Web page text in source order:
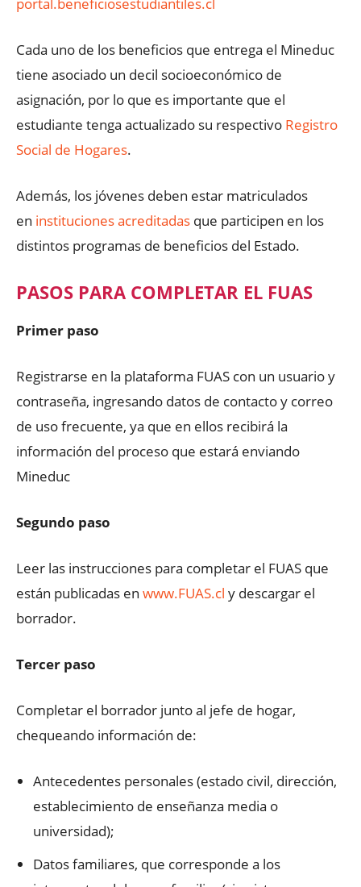
Cada uno de los beneficios que entrega el Mineduc
tiene asociado un decil socioeconómico de
asignación, por lo que es importante que el
estudiante tenga actualizado su respectivo Registro
Social de Hogares.
Además, los jóvenes deben estar matriculados
en instituciones acreditadas que participen en los
distintos programas de beneficios del Estado.
PASOS PARA COMPLETAR EL FUAS
Primer paso
Registrarse en la plataforma FUAS con un usuario y
contraseña, ingresando datos de contacto y correo
de uso frecuente, ya que en ellos recibirá la
información del proceso que estará enviando
Mineduc
Segundo paso
Leer las instrucciones para completar el FUAS que
están publicadas en www.FUAS.cl y descargar el
borrador.
Tercer paso
Completar el borrador junto al jefe de hogar,
chequeando información de:
Antecedentes personales (estado civil, dirección,
establecimiento de enseñanza media o
universidad);
Datos familiares, que corresponde a los